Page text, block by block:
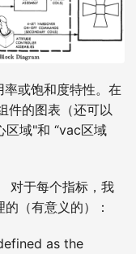
或饱和度特性。在
件的图表（还可以
区域"和 “vac区域
对于每个指标，我
（有意义的）：
as the